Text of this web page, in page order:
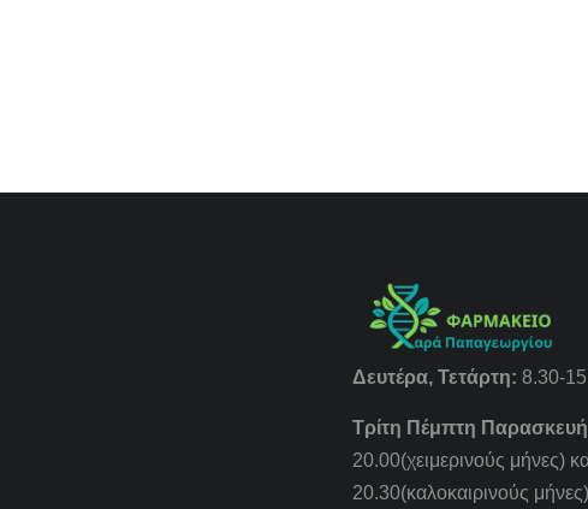
Δευτέρα, Τετάρτη: 8.30-
Τρίτη Πέμπτη
20.00(χειμερινούς μήνες)
20.30(καλοκαιρινούς μήνες)